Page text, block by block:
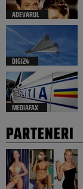
ADEVARUL
DIGI24
MEDIAFAX
PARTENERI